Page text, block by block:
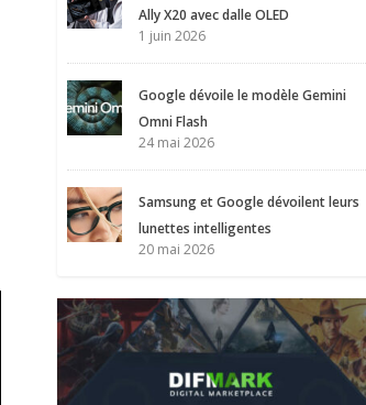
Ally X20 avec dalle OLED
1 juin 2026
Google dévoile le modèle Gemini
Omni Flash
24 mai 2026
Samsung et Google dévoilent leurs
lunettes intelligentes
20 mai 2026